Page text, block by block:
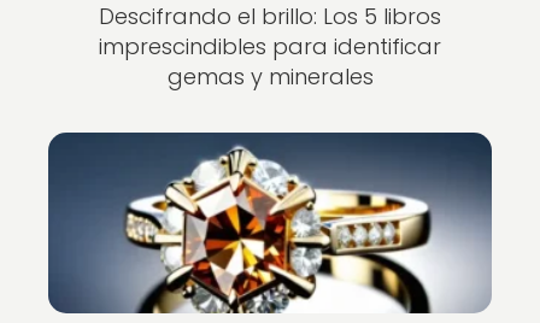
Descifrando el brillo: Los 5 libros
imprescindibles para identificar
gemas y minerales